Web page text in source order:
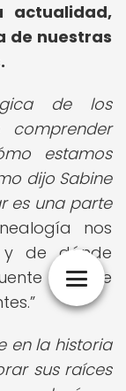
actualidad,
de nuestras
de los
estamos
dijo Sabine
es una parte
nos
y de dónde
entre
en la historia
sus raíces